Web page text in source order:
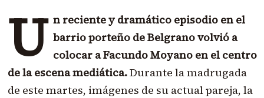
U n reciente y dramático episodio en el
barrio porteño de Belgrano volvió a
colocar a Facundo Moyano en el centro
de la escena mediática.Durante la madrugada
de este martes, imágenes de su actual pareja, la